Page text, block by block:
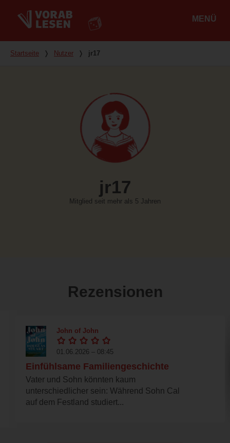
MENÜ
Du bist hier
Startseite ❭ Nutzer ❭ jr17
jr17
Mitglied seit mehr als 5 Jahren
Rezensionen
John of John
01.06.2026 – 08:45
Einfühlsame Familiengeschichte
Vater und Sohn könnten kaum
unterschiedlicher sein: Während Sohn Cal
auf dem Festland studiert...